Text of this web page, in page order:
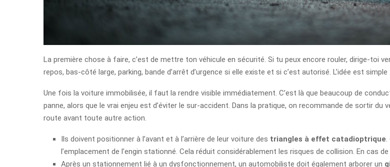
La première chose à faire, c’est de mettre ton véhicule en sécurité. Si tu peux encore rouler, dirige-toi
repos, bas-côté large, parking, bande d’arrêt d’urgence si elle existe et si c’est autorisé. L’idée est
Une fois la voiture immobilisée, il faut la rendre visible immédiatement. C’est là que beaucoup de
panne, alors que le vrai enjeu est d’éviter le sur-accident. Dans la pratique, on recommande de sortir
route avant toute autre action.
Ils doivent positionner à l’avant et à l’arrière de leur voiture des triangles à effet catadioptrique.
l’emplacement de l’engin stationné. Cela réduit considérablement les risques de collision. En cas
Après un stationnement lié à un dysfonctionnement, un automobiliste doit également arborer un